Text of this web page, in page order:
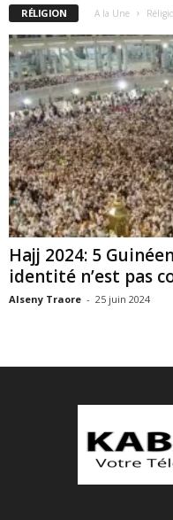
RÉLIGION A la Une
Hajj 2024: 5
identité n’est pas
Alseny Traore - 25 juin 2024